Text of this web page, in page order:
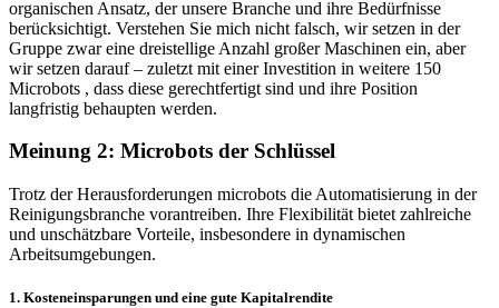
organischen Ansatz, der unsere Branche und ihre Bedürfnisse
berücksichtigt. Verstehen Sie mich nicht falsch, wir setzen in der
Gruppe zwar eine dreistellige Anzahl großer Maschinen ein, aber
wir setzen darauf – zuletzt mit einer Investition in weitere 150
Microbots , dass diese gerechtfertigt sind und ihre Position
langfristig behaupten werden.
Meinung 2: Microbots der Schlüssel
Trotz der Herausforderungen microbots die Automatisierung in der
Reinigungsbranche vorantreiben. Ihre Flexibilität bietet zahlreiche
und unschätzbare Vorteile, insbesondere in dynamischen
Arbeitsumgebungen.
1. Kosteneinsparungen und eine gute Kapitalrendite